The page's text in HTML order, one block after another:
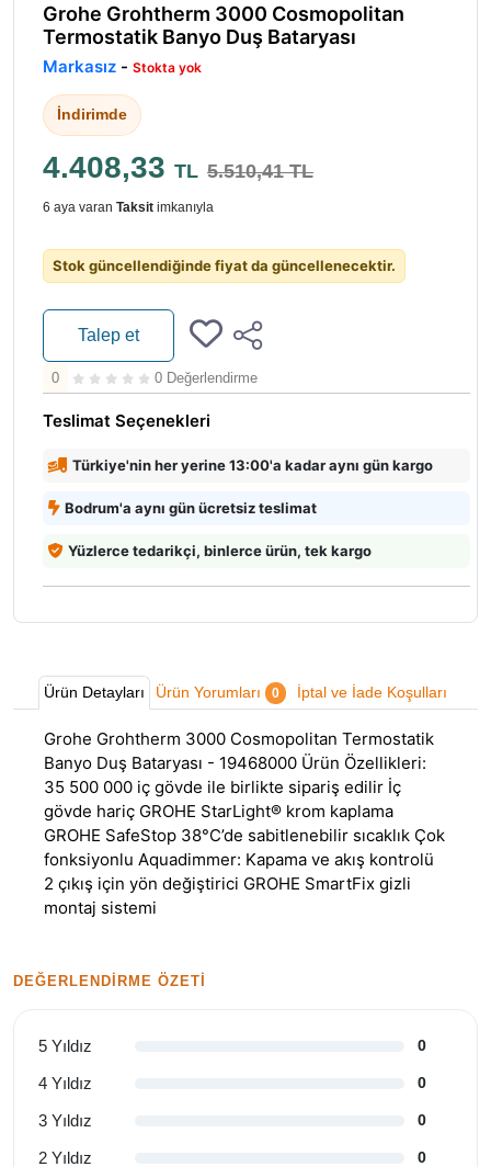
Grohe Grohtherm 3000 Cosmopolitan
Termostatik Banyo Duş Bataryası
Markasız - Stokta yok
İndirimde
4.408,33 TL 5.510,41 TL
6 aya varan Taksit imkanıyla
Stok güncellendiğinde fiyat da güncellenecektir.
Talep et
0 0 Değerlendirme
Teslimat Seçenekleri
Türkiye'nin her yerine 13:00'a kadar aynı gün kargo
Bodrum'a aynı gün ücretsiz teslimat
Yüzlerce tedarikçi, binlerce ürün, tek kargo
Ürün Detayları Ürün Yorumları 0 İptal ve İade Koşulları
Grohe Grohtherm 3000 Cosmopolitan Termostatik
Banyo Duş Bataryası - 19468000 Ürün Özellikleri:
35 500 000 iç gövde ile birlikte sipariş edilir İç
gövde hariç GROHE StarLight® krom kaplama
GROHE SafeStop 38°C’de sabitlenebilir sıcaklık Çok
fonksiyonlu Aquadimmer: Kapama ve akış kontrolü
2 çıkış için yön değiştirici GROHE SmartFix gizli
montaj sistemi
DEĞERLENDIRME ÖZETI
5 Yıldız 0
4 Yıldız 0
3 Yıldız 0
2 Yıldız 0